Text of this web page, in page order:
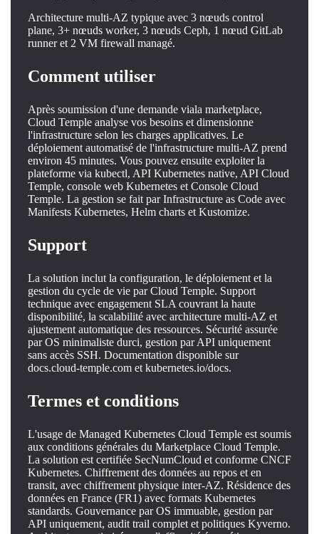
Architecture multi-AZ typique avec 3 nœuds control
plane, 3+ nœuds worker, 3 nœuds Ceph, 1 nœud GitLab
runner et 2 VM firewall managé.
Comment utiliser
Après soumission d'une demande viala marketplace,
Cloud Temple analyse vos besoins et dimensionne
l'infrastructure selon les charges applicatives. Le
déploiement automatisé de l'infrastructure multi-AZ prend
environ 45 minutes. Vous pouvez ensuite exploiter la
plateforme via kubectl, API Kubernetes native, API Cloud
Temple, console web Kubernetes et Console Cloud
Temple. La gestion se fait par Infrastructure as Code avec
Manifests Kubernetes, Helm charts et Kustomize.
Support
La solution inclut la configuration, le déploiement et la
gestion du cycle de vie par Cloud Temple. Support
technique avec engagement SLA couvrant la haute
disponibilité, la scalabilité avec architecture multi-AZ et
ajustement automatique des ressources. Sécurité assurée
par OS minimaliste durci, gestion par API uniquement
sans accès SSH. Documentation disponible sur
docs.cloud-temple.com et kubernetes.io/docs.
Termes et conditions
L'usage de Managed Kubernetes Cloud Temple est soumis
aux conditions générales du Marketplace Cloud Temple.
La solution est certifiée SecNumCloud et conforme CNCF
Kubernetes. Chiffrement des données au repos et en
transit, avec chiffrement physique inter-AZ. Résidence des
données en France (FR1) avec formats Kubernetes
standards. Gouvernance par OS immuable, gestion par
API uniquement, audit trail complet et politiques Kyverno.